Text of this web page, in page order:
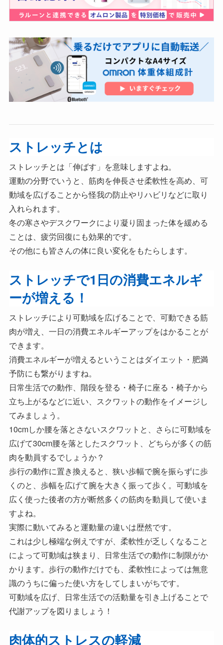
ストレッチとは
ストレッチとは「伸ばす」を意味しますよね。
運動の分野でいうと、筋肉を伸長させ柔軟性を高め、可
動域を広げることから怪我の防止やリハビリなどに取り
入れられます。
冬の寒さやデスクワークにより凝り固まった体を緩める
ことは、疲労回復にも効果的です。
その他にも皆さんの体に良い変化をもたらします。
ストレッチで1日の消費エネルギ
ーが増える！
ストレッチにより可動域を広げることで、可動できる筋
肉が増え、一日の消費エネルギーアップをはかることが
できます。
消費エネルギーが増えるということはダイエット・肥満
予防にも繋がりますね。
日常生活での動作、階段を登る・椅子に座る・椅子から
立ち上がるなどに近い、スクワットの動作をイメージし
てみましょう。
10cmしか腰を落とさないスクワットと、さらに可動域を
広げて30cm腰を落としたスクワット、どちらが多くの筋
肉を動員するでしょうか？
歩行の動作に置き換えると、狭い歩幅で腕を振らずに歩
くのと、歩幅を広げて腕を大きく振って歩く。可動域を
広く使った後者の方が断然多くの筋肉を動員して使いま
すよね。
実際に動いてみると運動量の違いは歴然です。
これは少し極端な例えですが、柔軟性が乏しくなること
によって可動域は狭まり、日常生活での動作に制限がか
かります。歩行の動作だけでも、柔軟性によっては無意
識のうちに偏った使い方をしてしまいがちです。
可動域を広げ、日常生活での活動量を引き上げることで
代謝アップを図りましょう！
肉体的ストレスの軽減